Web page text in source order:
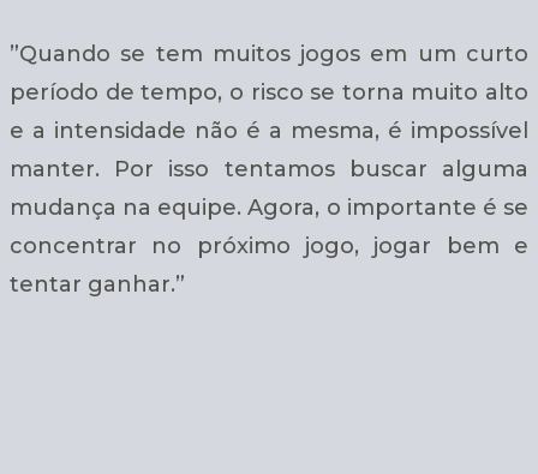
”Quando se tem muitos jogos em um curto
período de tempo, o risco se torna muito alto
e a intensidade não é a mesma, é impossível
manter. Por isso tentamos buscar alguma
mudança na equipe. Agora, o importante é se
concentrar no próximo jogo, jogar bem e
tentar ganhar.”